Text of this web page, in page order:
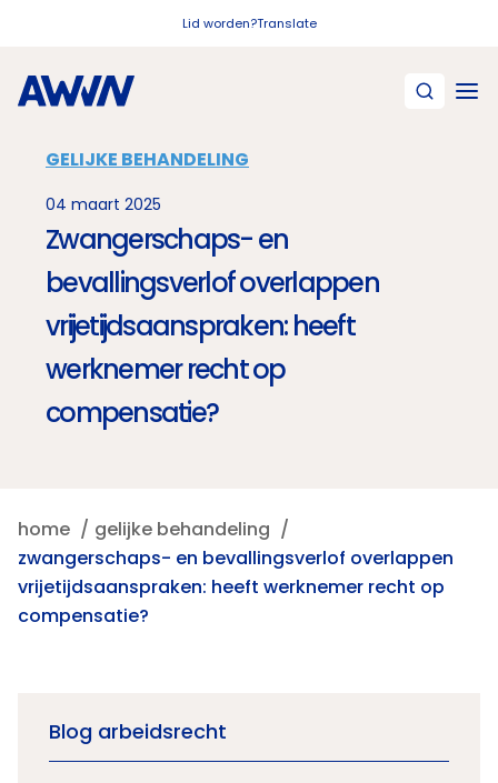
Lid worden?Translate
GELIJKE BEHANDELING
04 maart 2025
Zwangerschaps- en
bevallingsverlof overlappen
vrijetijdsaanspraken: heeft
werknemer recht op
compensatie?
home
gelijke behandeling
zwangerschaps- en bevallingsverlof overlappen
vrijetijdsaanspraken: heeft werknemer recht op
compensatie?
Blog arbeidsrecht